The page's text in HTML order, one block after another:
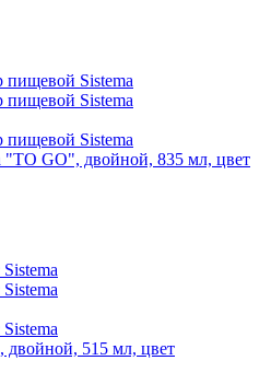
"TO GO", двойной, 835 мл, цвет
двойной, 515 мл, цвет